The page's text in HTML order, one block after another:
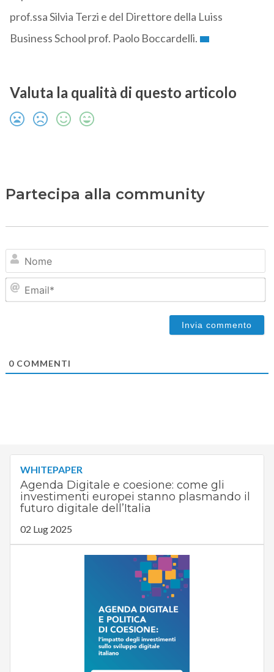
prof.ssa Silvia Terzi e del Direttore della Luiss
Business School prof. Paolo Boccardelli.
Valuta la qualità di questo articolo
Partecipa alla community
0COMMENTI
WHITEPAPER
Agenda Digitale e coesione: come gli
investimenti europei stanno plasmando il
futuro digitale dell’Italia
02 Lug 2025